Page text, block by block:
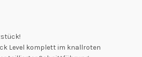
Level komplett im knallroten